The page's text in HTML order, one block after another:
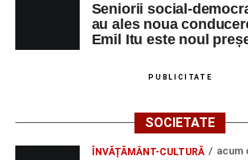
Seniorii social-
au ales noua
Emil Itu este noul
PUBLICITATE
SOCIETATE
ÎNVĂȚĂMÂNT-CULTURĂ acum